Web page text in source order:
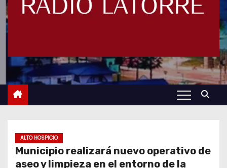
ALTO HOSPICIO
Municipio realizará nuevo operativo de
aseo y limpieza en el entorno de la